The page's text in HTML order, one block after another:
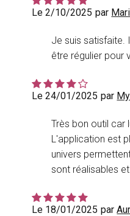
Le 2/10/2025 par
Je suis satisfaite.
être régulier pour
Le 24/01/2025 par
Très bon outil car
L'application est
univers
sont réalisables
Le 18/01/2025 par